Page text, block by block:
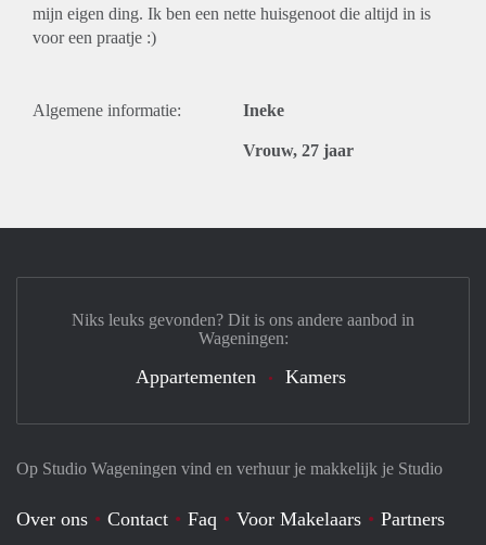
mijn eigen ding. Ik ben een nette huisgenoot die altijd in is
voor een praatje :)
Algemene informatie: Ineke
Vrouw, 27 jaar
Op Studio Wageningen vind en verhuur je makkelijk je Studio
Over ons Contact Faq Voor Makelaars Partners
Niks leuks gevonden? Dit is ons andere aanbod in
Wageningen:
Appartementen Kamers